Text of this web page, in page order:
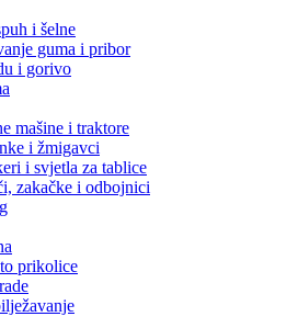
i šelne
guma i pribor
i gorivo
mašine i traktore
i žmigavci
i svjetla za tablice
zakačke i odbojnici
prikolice